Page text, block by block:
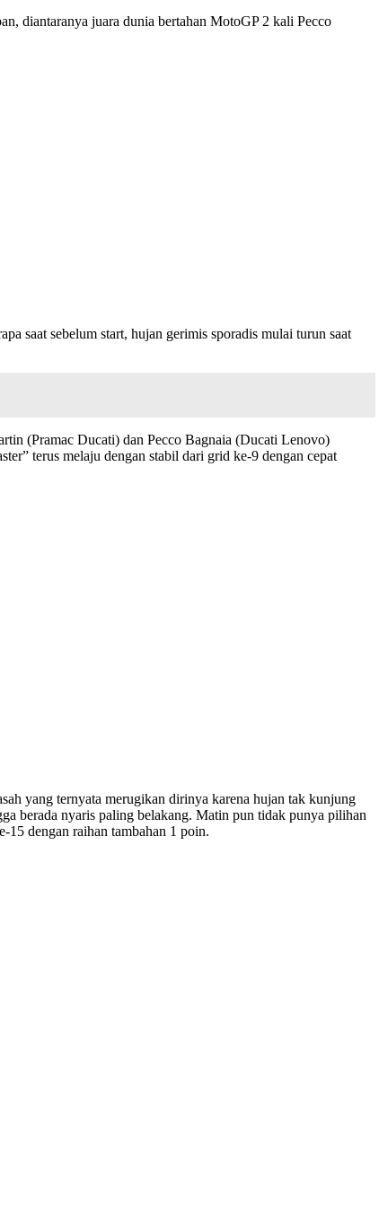
diantaranya juara dunia bertahan MotoGP 2 kali Pecco
saat sebelum start, hujan gerimis sporadis mulai turun saat
(Pramac Ducati) dan Pecco Bagnaia (Ducati Lenovo)
terus melaju dengan stabil dari grid ke-9 dengan cepat
yang ternyata merugikan dirinya karena hujan tak kunjung
berada nyaris paling belakang. Matin pun tidak punya pilihan
dengan raihan tambahan 1 poin.